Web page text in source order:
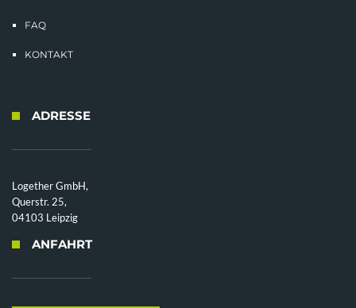
FAQ
KONTAKT
ADRESSE
Logether GmbH,
Querstr. 25,
04103 Leipzig
ANFAHRT